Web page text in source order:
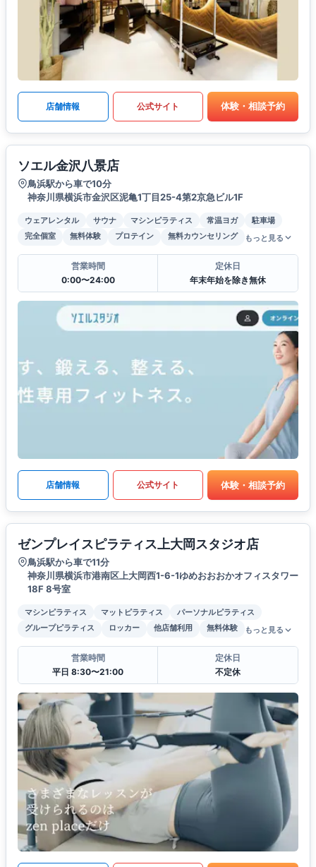
店舗情報 公式サイト 体験・相談予約
ソエル金沢八景店
鳥浜駅から車で10分
神奈川県横浜市金沢区泥亀1丁目25-4第2京急ビル1F
ウェアレンタル サウナ マシンピラティス 常温ヨガ
駐車場
完全個室
無料体験 プロテイン 無料カウンセリング もっと見る
営業時間
0:00〜24:00
定休日
年末年始を除き無休
店舗情報 公式サイト 体験・相談予約
ゼンプレイスピラティス上大岡スタジオ店
鳥浜駅から車で11分
神奈川県横浜市港南区上大岡西1-6-1ゆめおおおかオフィスタワー
18F 8号室
マシンピラティス マットピラティス
パーソナルピラティス
グループピラティス
ロッカー 他店舗利用 無料体験 もっと見る
営業時間
平日 8:30〜21:00
定休日
不定休